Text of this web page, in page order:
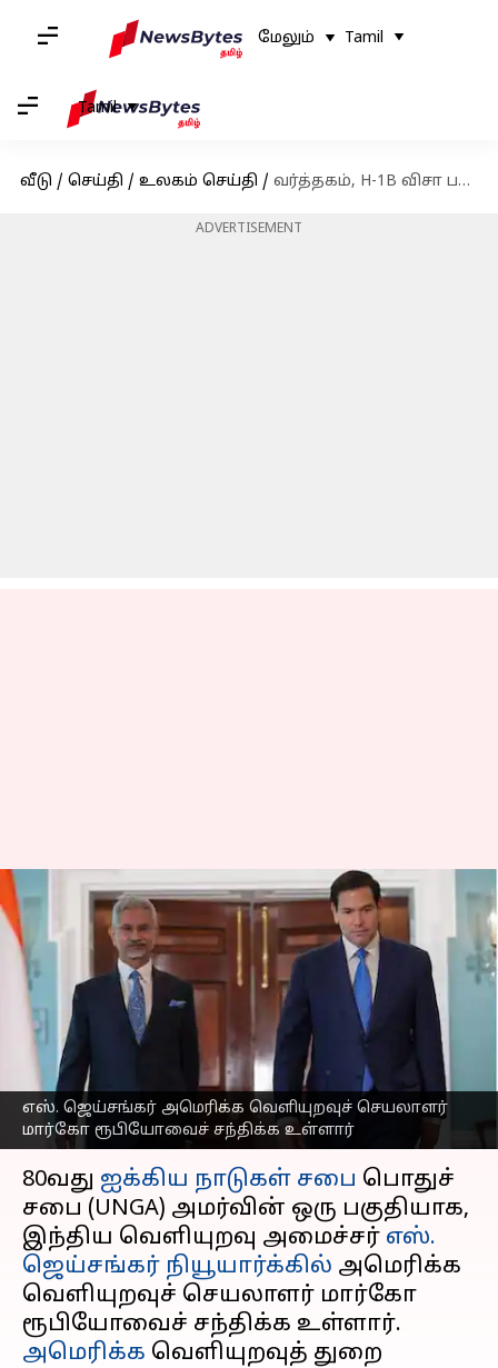
மேலும் Tamil
Tamil
வீடு / செய்தி / உலகம் செய்தி / வர்த்தகம், H-1B விசா பதற்றங்களுக்கு இடையே அமெரிக்க வெளியுறவு செயலாளரை இன்று சந்திக்கிறார் ஜெய்சங்கர்
ADVERTISEMENT
எஸ். ஜெய்சங்கர் அமெரிக்க வெளியுறவுச் செயலாளர்
மார்கோ ரூபியோவைச் சந்திக்க உள்ளார்
வர்த்தகம், H-1B விசா
பதற்றங்களுக்கு இடையே
அமெரிக்க வெளியுறவு
செயலாளரை இன்று
சந்திக்கிறார் ஜெய்சங்கர்
எழுதியவர் Sep 22, 2025 01:31 pm
செய்தி முன்னோட்டம்
80வது ஐக்கிய நாடுகள் சபை பொதுச்
சபை (UNGA) அமர்வின் ஒரு பகுதியாக,
இந்திய வெளியுறவு அமைச்சர் எஸ்.
ஜெய்சங்கர் நியூயார்க்கில் அமெரிக்க
வெளியுறவுச் செயலாளர் மார்கோ
அமெரிக்க வெளியுறவுத் துறை